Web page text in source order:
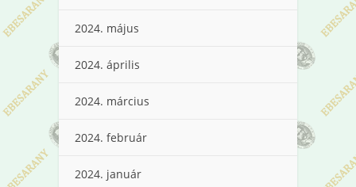
2024. május
2024. április
2024. március
2024. február
2024. január